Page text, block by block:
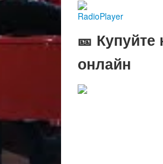
RadioPlayer
🎫 Купуйте
онлайн